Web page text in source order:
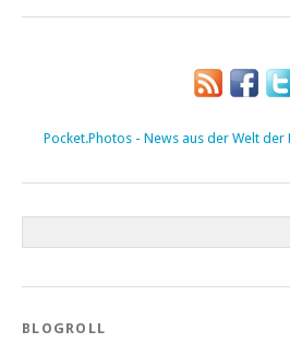
Pocket.Photos - News aus der Welt
BLOGROLL